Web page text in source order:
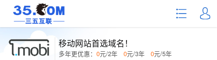
移动网站首选域名！
多年更优惠：0元/2年0元/3年0元/5年